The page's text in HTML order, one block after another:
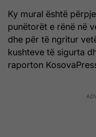
Ky mural është
punëtorët e rënë në
dhe për të ngritur
kushteve të sigurta
raporton